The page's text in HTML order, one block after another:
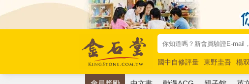
國中自修評量 東野圭吾 楊
唯紅花綻放
奧德賽 路邊攤